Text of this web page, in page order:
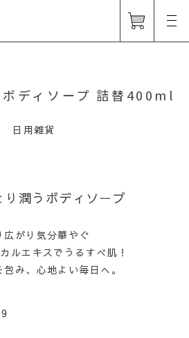
ディソープ 詰替400ml
日用雑貨
潤うボディソープ
がり気分華やぐ
ルエキスでうるすべ肌！
み、心地よい毎日へ。